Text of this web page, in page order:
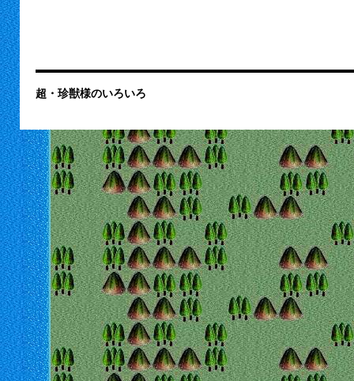
超・珍獣様のいろいろ